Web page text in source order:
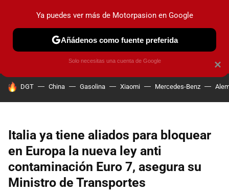
PRUEBAS COCHES ELÉCTRICOS OBSERVATORIO
HOY SE HABLA DE
DGT China Gasolina Xiaomi Mercedes-Benz
Italia ya tiene aliados para bloquear
en Europa la nueva ley anti
contaminación Euro 7, asegura su
Ministro de Transportes
×
Ya puedes ver más de Motorpasion en Google
Añádenos como fuente preferida
Solo necesitas una cuenta de Google